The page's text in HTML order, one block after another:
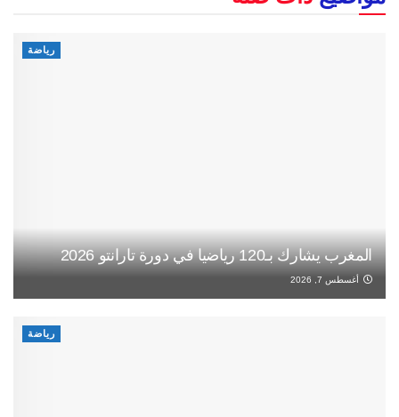
رياضة
المغرب يشارك بـ120 رياضيا في دورة تارانتو 2026
أغسطس 7, 2026
رياضة